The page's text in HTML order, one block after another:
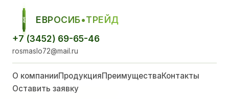
ЕСТ
ЕВРОСИБ•ТРЕЙД
+7 (3452) 69-65-46
rosmaslo72@mail.ru
О компанииПродукцияПреимуществаКонтакты
Оставить заявку